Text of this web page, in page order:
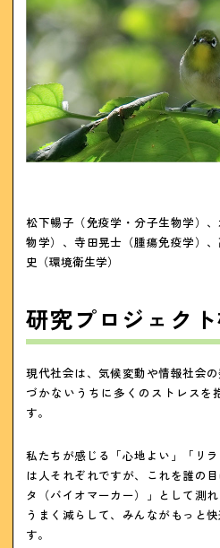
松下暢子（免疫学・分子生物学）
物学）、寺田晃士（腫瘍免疫学）
史（環境衛生学）
研究プロジェク
現代社会は、気候変動や情報社会
づかないうちに多くのストレスを
す。
私たちが感じる「心地よい」「リ
は人それぞれですが、これを誰の
タ（バイオマーカー）」として測
うまく減らして、みんながもっと
す。